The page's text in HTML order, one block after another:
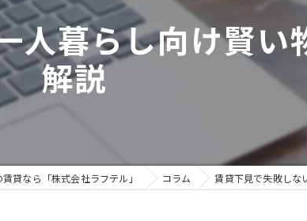
人暮らし向け賢い
解説
貸なら「株式会社ラフテル」 コラム 賃貸下見で失敗しな